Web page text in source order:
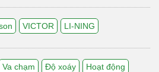
VICTOR LI-NING
Va chạm Độ xoáy Hoạt động